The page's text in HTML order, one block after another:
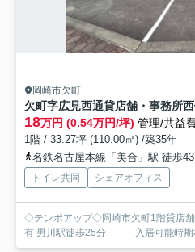
岡崎市欠町
欠町字広見西通貸店舗・事務所
18万円 (0.54万円/坪) 管理/共益
1階 / 33.27坪 (110.00㎡) /築35年
名鉄名古屋本線「美合」駅 徒歩
トイレ共同 シェアオフィス
◇テンポアップ◇岡崎市欠町1階貸店
有 男川駅徒歩25分 入居可能時期